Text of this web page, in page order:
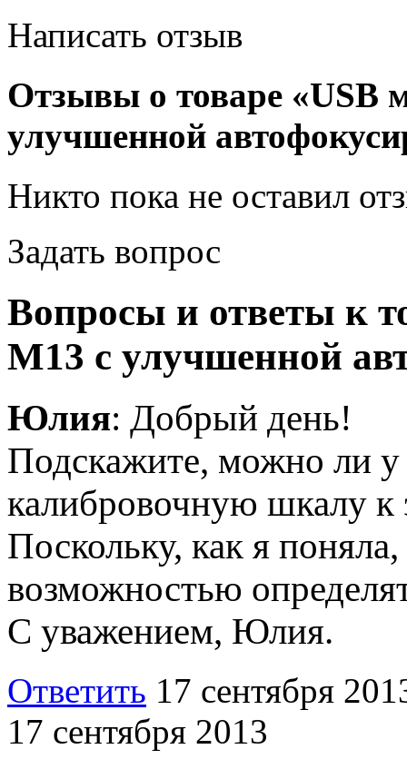
Написать отзыв
Отзывы о товаре «USB
улучшенной
Никто пока не оставил
Задать вопрос
Вопросы и ответы к
M13 с улучшенной
Юлия: Добрый день!
Подскажите, можно ли у
калибровочную шкалу к
Поскольку, как я
возможностью
С уважением, Юлия.
Ответить 17 сентября
17 сентября 2013